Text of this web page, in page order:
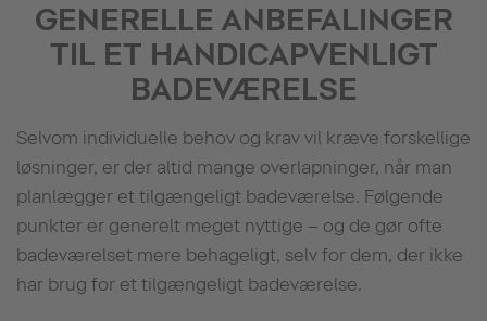
GENERELLE ANBEFALINGER
TIL ET HANDICAPVENLIGT
BADEVÆRELSE
Selvom individuelle behov og krav vil kræve forskellige
løsninger, er der altid mange overlapninger, når man
planlægger et tilgængeligt badeværelse. Følgende
punkter er generelt meget nyttige – og de gør ofte
badeværelset mere behageligt, selv for dem, der ikke
har brug for et tilgængeligt badeværelse.